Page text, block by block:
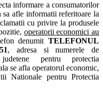
informare a consumatorilor
sa afle informatii referitoare la
cu privire la produsele
operatorii economici au
denumitTELEFONUL
, adresa si numerele de
pentru protectia
se afla operatorul economic,
Nationale pentru Protectia